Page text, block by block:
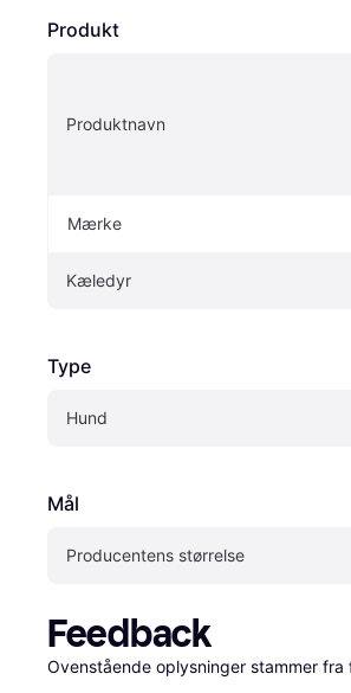
Produkt
Produktnavn
Mærke
Kæledyr
Type
Hund
Mål
Producentens størrelse
Feedback
Ovenstående oplysninger stammer